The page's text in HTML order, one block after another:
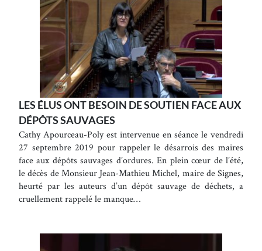
LES ÉLUS ONT BESOIN DE SOUTIEN FACE AUX
DÉPÔTS SAUVAGES
Cathy Apourceau-Poly est intervenue en séance le vendredi
27 septembre 2019 pour rappeler le désarrois des maires
face aux dépôts sauvages d’ordures. En plein cœur de l’été,
le décès de Monsieur Jean-Mathieu Michel, maire de Signes,
heurté par les auteurs d’un dépôt sauvage de déchets, a
cruellement rappelé le manque…